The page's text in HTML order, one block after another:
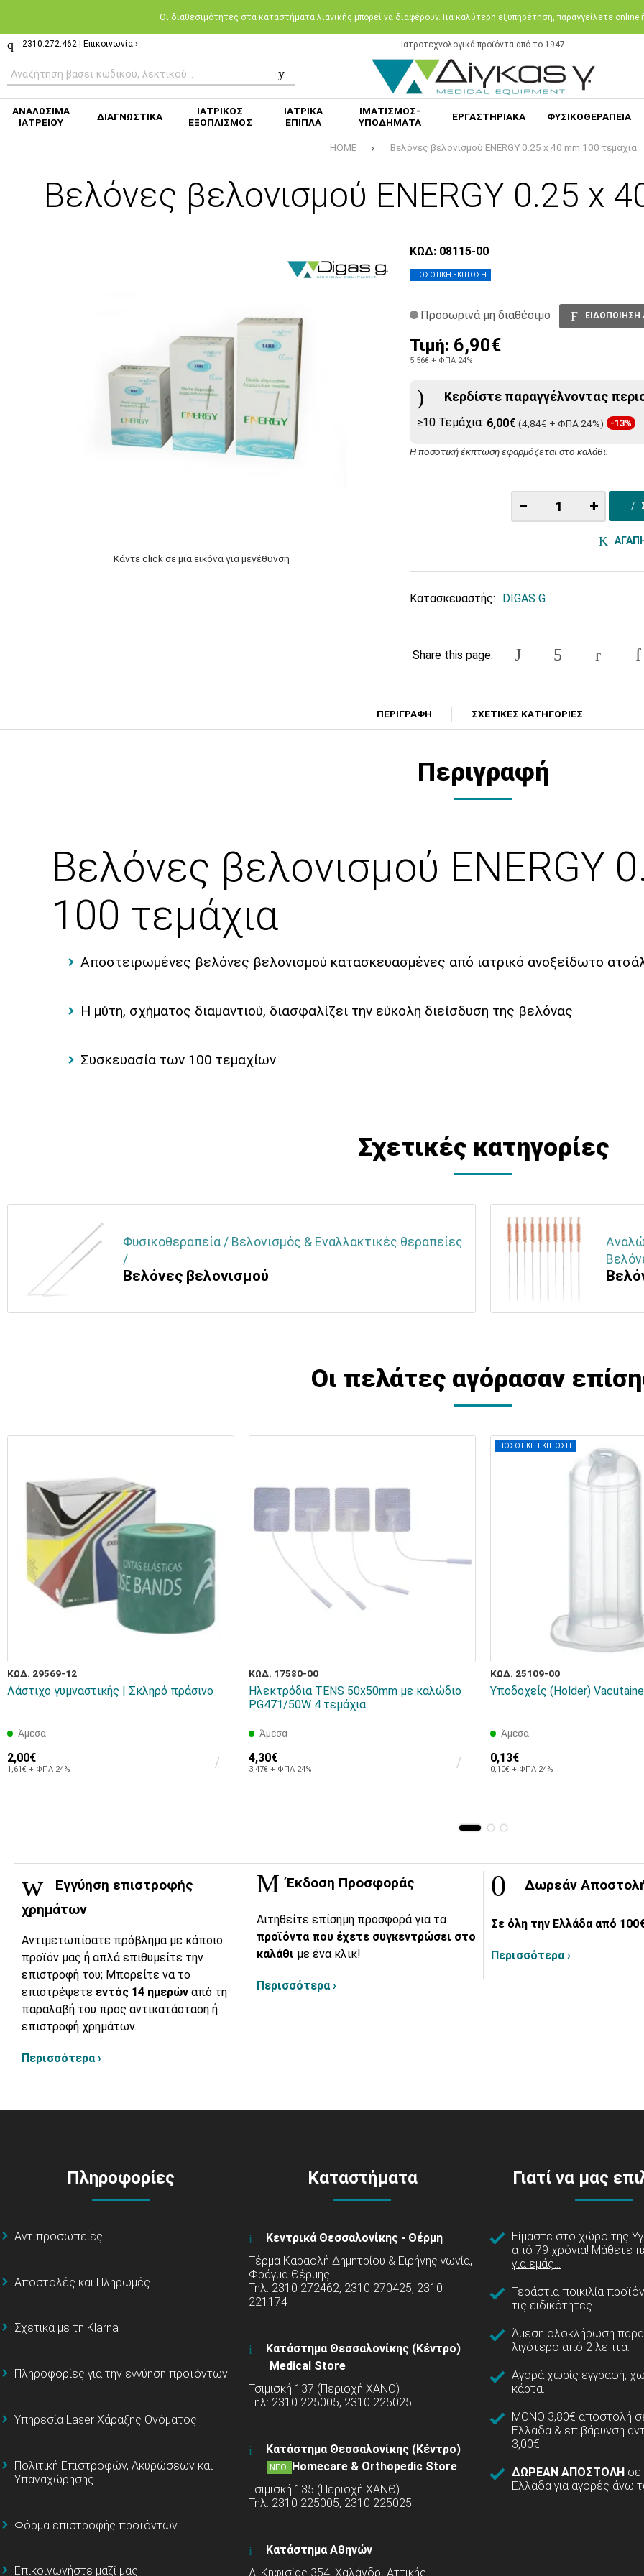
Oι διαθεσιμότητες στα καταστήματα λιανικής μπορεί να διαφέρουν. Για καλύτερη εξυπηρέτηση, παραγγείλετε
2310.272.462 Επικοινωνία › Ιατροτεχνολογικά προϊόντα από το 1947
ΑΝΑΛΩΣΙΜΑ
ΙΑΤΡΕΙΟΥ
ΔΙΑΓΝΩΣΤΙΚΑ
ΙΑΤΡΙΚΟΣ
ΕΞΟΠΛΙΣΜΟΣ
ΙΑΤΡΙΚΑ
ΕΠΙΠΛΑ
ΙΜΑΤΙΣΜΟΣ-
ΥΠΟΔΗΜΑΤΑ
ΕΡΓΑΣΤΗΡΙΑΚΑ ΦΥΣΙΚΟΘΕΡΑΠΕΙΑ
HOME Βελόνες βελονισμού ENERGY 0.25 x 40 mm 100 τεμάχια
Βελόνες βελονισμού ENERGY 0.25 x
Κάντε click σε μια εικόνα για μεγέθυνση
ΠΟΣΟΤΙΚΗ ΕΚΠΤΩΣΗ
ΚΩΔ: 08115-00
Προσωρινά μη διαθέσιμο
Τιμή: 6,90€
5,56€ + ΦΠΑ 24%
Κερδίστε παραγγέλνοντας
≥10 Τεμάχια: 6,00€ (4,84€ + ΦΠΑ 24%) -13%
Η ποσοτική έκπτωση εφαρμόζεται στο καλάθι.
− +
Κατασκευαστής: DIGAS G
Share this page:
ΠΕΡΙΓΡΑΦΗ ΣΧΕΤΙΚΕΣ ΚΑΤΗΓΟΡΙΕΣ
Περιγραφή
Βελόνες βελονισμού ENERGY
100 τεμάχια
Αποστειρωμένες βελόνες βελονισμού κατασκευασμένες από ιατρικό ανοξείδωτο
Η μύτη, σχήματος διαμαντιού, διασφαλίζει την εύκολη διείσδυση της βελόνας
Συσκευασία των 100 τεμαχίων
Σχετικές κατηγορίες
Φυσικοθεραπεία / Βελονισμός & Εναλλακτικές θεραπείες
/
Βελόνες βελονισμού
Οι πελάτες αγόρασαν
ΚΩΔ. 29569-12
Λάστιχο γυμναστικής | Σκληρό πράσινο
Άμεσα
2,00€
1,61€ + ΦΠΑ 24%
ΚΩΔ. 17580-00
Ηλεκτρόδια TENS 50x50mm με καλώδιο
PG471/50W 4 τεμάχια
Άμεσα
4,30€
3,47€ + ΦΠΑ 24%
ΠΟΣΟΤΙΚΗ ΕΚΠΤΩΣΗ
ΚΩΔ. 25109-00
Υποδοχείς (Holder)
Άμεσα
0,13€
0,10€ + ΦΠΑ 24%
Εγγύηση επιστροφής
χρημάτων
Αντιμετωπίσατε πρόβλημα με κάποιο
προϊόν μας ή απλά επιθυμείτε την
επιστροφή του; Μπορείτε να το
επιστρέψετε εντός 14 ημερών από τη
παραλαβή του προς αντικατάσταση ή
επιστροφή χρημάτων.
Περισσότερα ›
Έκδοση Προσφοράς
Αιτηθείτε επίσημη προσφορά για τα
προϊόντα που έχετε συγκεντρώσει στο
καλάθι με ένα κλικ!
Περισσότερα ›
Δωρεάν
Σε όλη την Ελλάδα από
Περισσότερα ›
Πληροφορίες
Αντιπροσωπείες
Αποστολές και Πληρωμές
Σχετικά με τη Klarna
Πληροφορίες για την εγγύηση προϊόντων
Υπηρεσία Laser Χάραξης Ονόματος
Πολιτική Επιστροφών, Ακυρώσεων και
Υπαναχώρησης
Φόρμα επιστροφής προϊόντων
Επικοινωνήστε μαζί μας
Καταστήματα
Κεντρικά Θεσσαλονίκης - Θέρμη
Τέρμα Καραολή Δημητρίου & Ειρήνης γωνία,
Φράγμα Θέρμης
Τηλ: 2310 272462, 2310 270425, 2310
221174
Κατάστημα Θεσσαλονίκης (Κέντρο)
Medical Store
Τσιμισκή 137 (Περιοχή ΧΑΝΘ)
Τηλ: 2310 225005, 2310 225025
Κατάστημα Θεσσαλονίκης (Κέντρο)
ΝΕΟ
Homecare & Orthopedic Store
Τσιμισκή 135 (Περιοχή ΧΑΝΘ)
Τηλ: 2310 225005, 2310 225025
Κατάστημα Αθηνών
Λ. Κηφισίας 354, Χαλάνδρι Αττικής
Γιατί να μας
Είμαστε στο χώρο της
από 79 χρόνια! Μάθετε
για εμάς...
Τεράστια ποικιλία
τις ειδικότητες.
Άμεση ολοκλήρωση
λιγότερο από 2 λεπτά.
Αγορά χωρίς εγγραφή,
κάρτα.
ΜΟΝΟ 3,80€ αποστολή
Ελλάδα & επιβάρυνση
3,00€.
ΔΩΡΕΑΝ ΑΠΟΣΤΟΛΗ σε
Ελλάδα για αγορές άνω